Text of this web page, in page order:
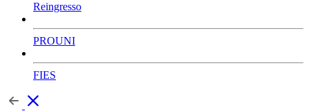
Reingresso
PROUNI
FIES